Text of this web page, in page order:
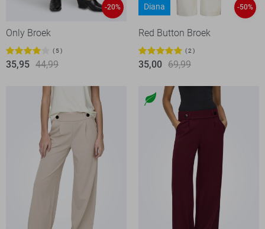
-20%
Only Broek
5
35,95 44,99
Diana -50%
Red Button Broek
2
35,00 69,99